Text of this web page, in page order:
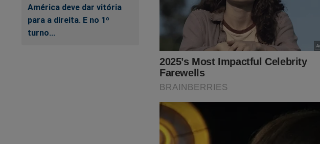
América deve dar vitória
para a direita. E no 1º
turno...